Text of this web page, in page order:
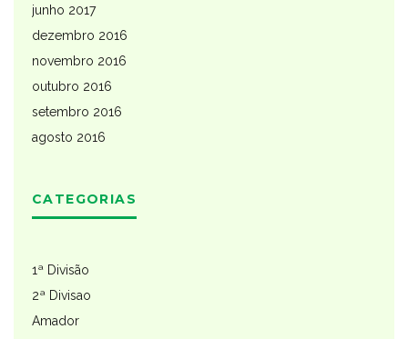
junho 2017
dezembro 2016
novembro 2016
outubro 2016
setembro 2016
agosto 2016
CATEGORIAS
1ª Divisão
2ª Divisao
Amador